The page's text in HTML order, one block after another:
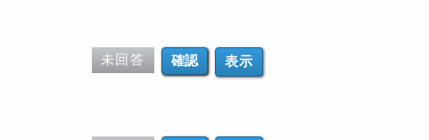
未回答 表示